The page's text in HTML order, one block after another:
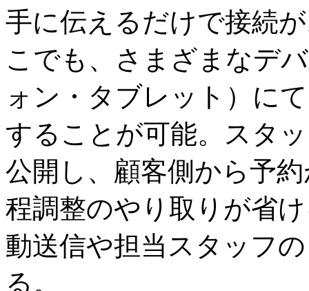
手に伝えるだけで接続
こでも、さまざまなデ
ォン・タブレット）に
することが可能。スタ
公開し、顧客側から予
程調整のやり取りが省
動送信や担当スタッフ
る。